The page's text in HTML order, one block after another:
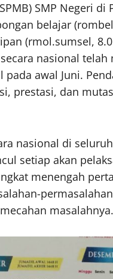
SMP Negeri di
belajar
(rmol.sumsel,
nasional
awal Juni.
prestasi, dan
nasional di
setiap akan
menengah
masalahnya.